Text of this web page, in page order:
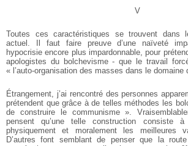
V
Toutes ces caractéristiques se trouvent dans
actuel. Il faut faire preuve d’une naïveté
hypocrisie encore plus impardonnable, pour
apologistes du bolchevisme - que le travail
« l’auto-organisation des masses dans le domaine
Étrangement, j’ai rencontré des personnes
prétendent que grâce à de telles méthodes les
de construire le communisme ».
pensent qu’une telle construction consiste à
physiquement et moralement les meilleures
D’autres font semblant de penser que la